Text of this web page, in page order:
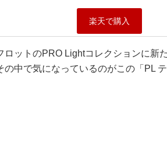
ロットのPRO Lightコレクションに新
の中で気になっているのがこの「PL